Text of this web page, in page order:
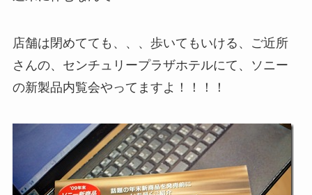
店舗は閉めてても、、、歩いてもいける、ご近所
さんの、センチュリープラザホテルにて、ソニー
の新製品内覧会やってますよ！！！！